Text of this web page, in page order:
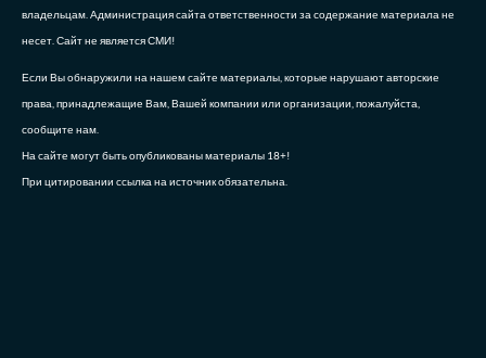
владельцам. Администрация сайта ответственности за содержание материала не
несет. Сайт не является СМИ!
Если Вы обнаружили на нашем сайте материалы, которые нарушают авторские
права, принадлежащие Вам, Вашей компании или организации, пожалуйста,
сообщите нам.
На сайте могут быть опубликованы материалы 18+!
При цитировании ссылка на источник обязательна.